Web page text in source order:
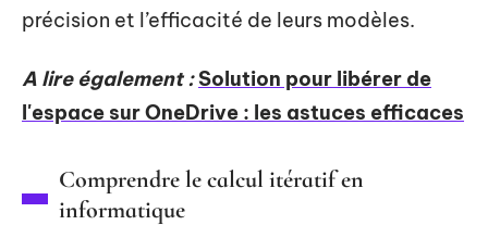
précision et l’efficacité de leurs modèles.
A lire également : Solution pour libérer de
l'espace sur OneDrive : les astuces efficaces
Comprendre le calcul itératif en
informatique